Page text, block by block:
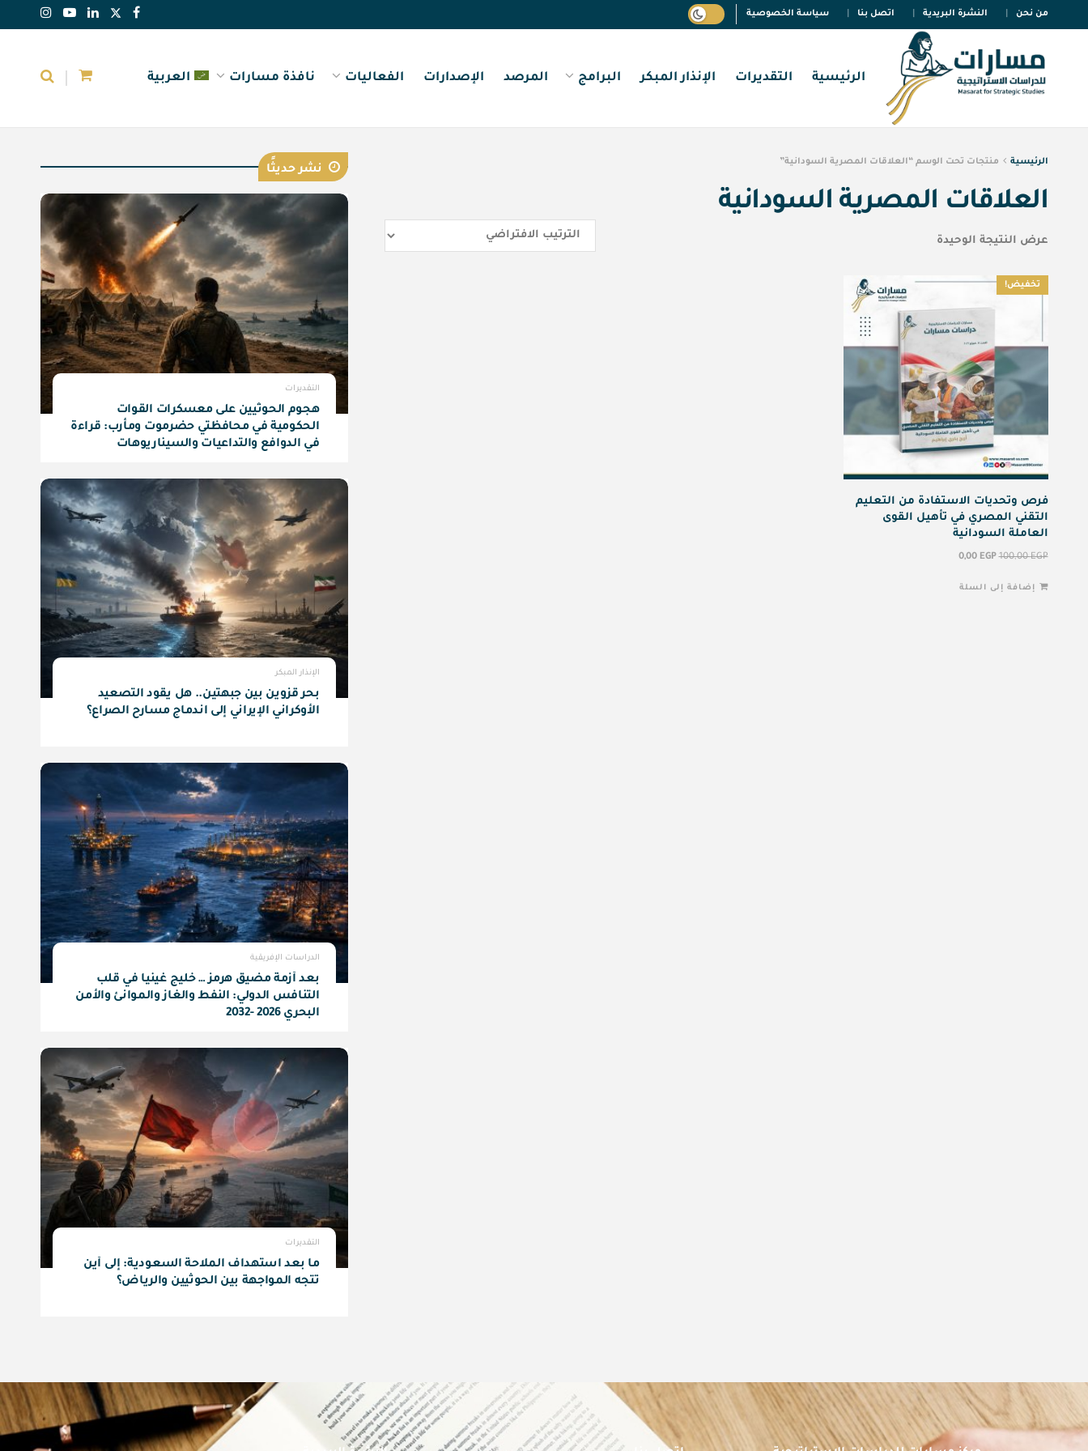
من نحن النشرة البريدية اتصل بنا سياسة الخصوصية
الرئيسية التقديرات الإنذار المبكر البرامج المرصد الإصدارات الفعاليات نافذة مسارات العربية
الرئيسية منتجات تحت الوسم “العلاقات المصرية السودانية”
العلاقات المصرية السودانية
عرض النتيجة الوحيدة
تخفيض!
فرص وتحديات الاستفادة من التعليم
التقني المصري في تأهيل القوى
العاملة السودانية
100,00EGP
0,00 EGP
إضافة إلى السلة
نشر حديثًا
التقديرات
هجوم الحوثيين على معسكرات القوات
الحكومية في محافظتي حضرموت ومأرب: قراءة
في الدوافع والتداعيات والسيناريوهات
الإنذار المبكر
بحر قزوين بين جبهتين.. هل يقود التصعيد
الأوكراني الإيراني إلى اندماج مسارح الصراع؟
الدراسات الإفريقية
بعد أزمة مضيق هرمز … خليج غينيا في قلب
التنافس الدولي: النفط والغاز والموانئ والأمن
البحري 2026 -2032
التقديرات
ما بعد استهداف الملاحة السعودية: إلى أين
تتجه المواجهة بين الحوثيين والرياض؟